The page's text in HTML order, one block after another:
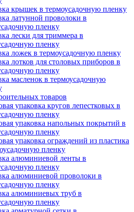
крышек в термоусадочную пленку
латунной проволоки в
пленку
лески для триммера в
пленку
ложек в термоусадочную пленку
лотков для столовых приборов в
пленку
масленок в термоусадочную
товаров
упаковка кругов лепестковых в
пленку
упаковка напольных покрытий в
пленку
упаковка ограждений из пластика
пленку
алюминиевой ленты в
пленку
алюминиевой проволоки в
пленку
алюминиевых труб в
пленку